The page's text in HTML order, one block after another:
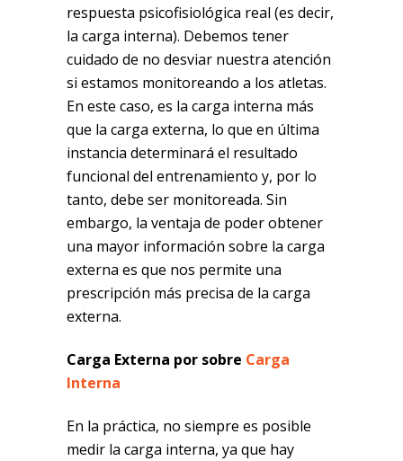
respuesta psicofisiológica real (es decir,
la carga interna). Debemos tener
cuidado de no desviar nuestra atención
si estamos monitoreando a los atletas.
En este caso, es la carga interna más
que la carga externa, lo que en última
instancia determinará el resultado
funcional del entrenamiento y, por lo
tanto, debe ser monitoreada. Sin
embargo, la ventaja de poder obtener
una mayor información sobre la carga
externa es que nos permite una
prescripción más precisa de la carga
externa.
Carga Externa por sobre Carga
Interna
En la práctica, no siempre es posible
medir la carga interna, ya que hay